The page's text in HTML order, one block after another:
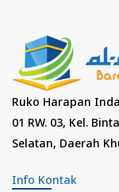
Ruko Harapan
01 RW. 03, Kel.
Selatan, Daerah
Info Kontak